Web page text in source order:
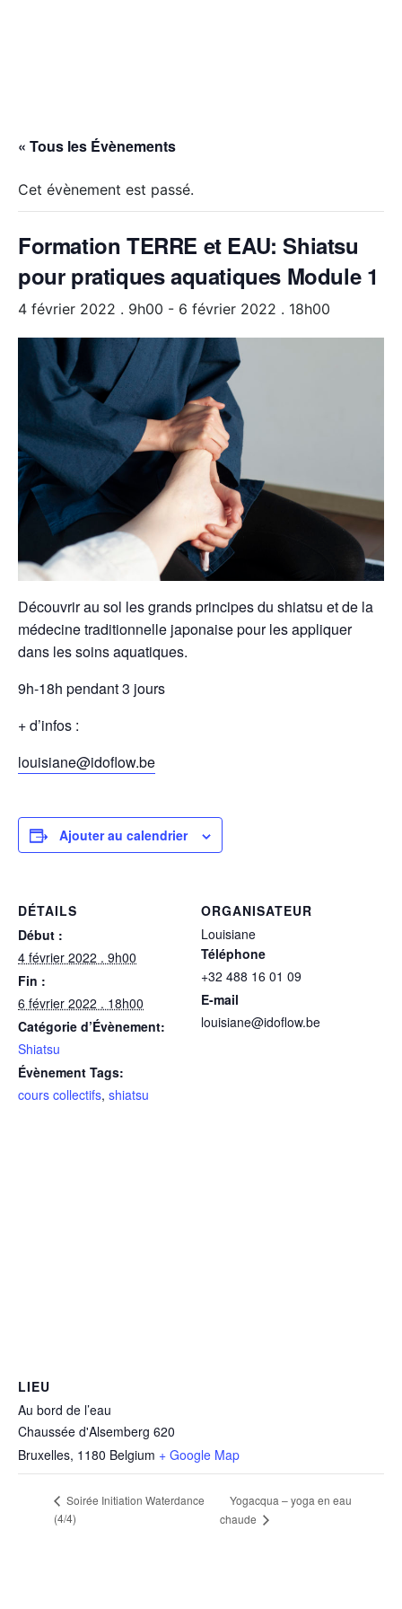
« Tous les Évènements
Cet évènement est passé.
Formation TERRE et EAU: Shiatsu
pour pratiques aquatiques Module 1
4 février 2022 . 9h00 - 6 février 2022 . 18h00
Découvrir au sol les grands principes du shiatsu et de la
médecine traditionnelle japonaise pour les appliquer
dans les soins aquatiques.
9h-18h pendant 3 jours
+ d’infos :
louisiane@idoflow.be
Ajouter au calendrier
DÉTAILS
Début :
4 février 2022 . 9h00
Fin :
6 février 2022 . 18h00
Catégorie d’Évènement:
Shiatsu
Évènement Tags:
cours collectifs, shiatsu
ORGANISATEUR
Louisiane
Téléphone
+32 488 16 01 09
E-mail
louisiane@idoflow.be
LIEU
Au bord de l’eau
Chaussée d'Alsemberg 620
Bruxelles, 1180 Belgium + Google Map
Soirée Initiation Waterdance
(4/4)
Yogacqua – yoga en eau
chaude